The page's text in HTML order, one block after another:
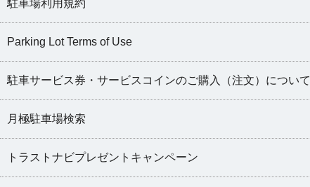
駐車場利用規約
Parking Lot Terms of Use
駐車サービス券・サービスコインのご購入（注文）について
月極駐車場検索
トラストナビプレゼントキャンペーン